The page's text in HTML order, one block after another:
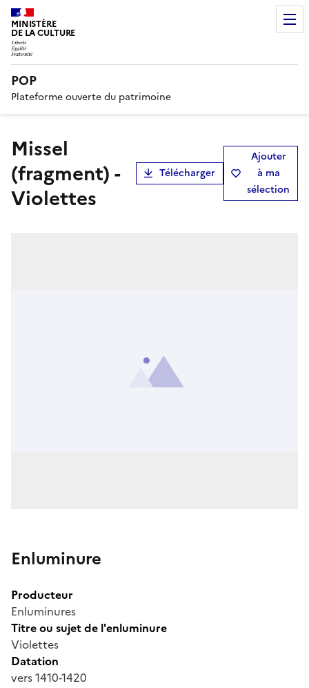
MINISTÈRE
DE LA CULTURE
POP
Plateforme ouverte du patrimoine
Missel
(fragment) -
Violettes
Télécharger
Ajouter
à ma
sélection
Enluminure
Producteur
Enluminures
Titre ou sujet de l'enluminure
Violettes
Datation
vers 1410-1420